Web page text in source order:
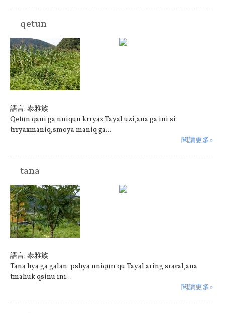
qetun
原住民族:泰雅族
語言: 泰雅族
Qetun qani ga nniqun krryax Tayal uzi,ana ga ini si
trryaxmaniq,smoya maniq ga...
閱讀更多»
tana
原住民族:泰雅族
語言: 泰雅族
Tana hya ga galan pshya nniqun qu Tayal aring sraral,ana
tmahuk qsinu ini...
閱讀更多»